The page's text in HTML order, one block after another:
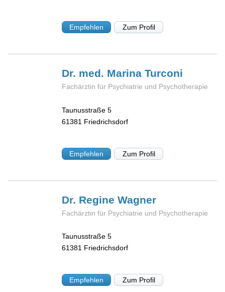
Empfehlen Zum Profil
Dr. med. MarinaTurconi
Fachärztin für Psychiatrie und Psychotherapie
Taunusstraße 5
61381 Friedrichsdorf
Empfehlen Zum Profil
Dr. RegineWagner
Fachärztin für Psychiatrie und Psychotherapie
Taunusstraße 5
61381 Friedrichsdorf
Empfehlen Zum Profil